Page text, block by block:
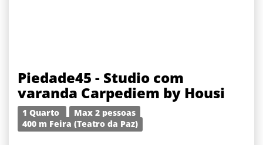
Piedade45 - Studio com
varanda Carpediem by Housi
1 Quarto
Max 2 pessoas
400 m Feira (Teatro da Paz)